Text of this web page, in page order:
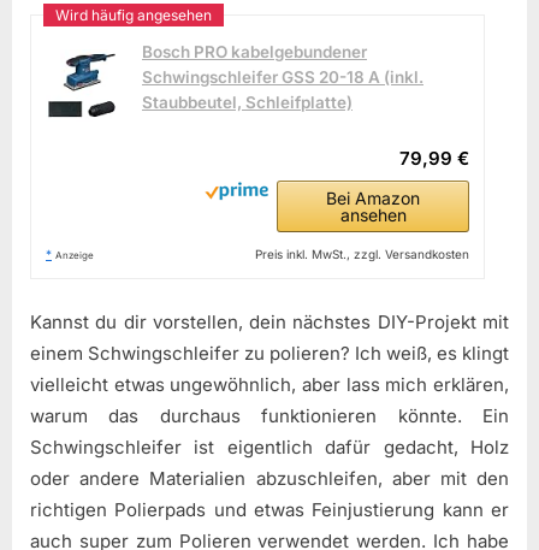
Bosch PRO kabelgebundener
Schwingschleifer GSS 20-18 A (inkl.
Staubbeutel, Schleifplatte)
79,99 €
Bei Amazon
ansehen
* Anzeige Preis inkl. MwSt., zzgl. Versandkosten
Kannst du dir vorstellen, dein nächstes DIY-Projekt mit
einem Schwingschleifer zu polieren? Ich weiß, es klingt
vielleicht etwas ungewöhnlich, aber lass mich erklären,
warum das durchaus funktionieren könnte. Ein
Schwingschleifer ist eigentlich dafür gedacht, Holz
oder andere Materialien abzuschleifen, aber mit den
richtigen Polierpads und etwas Feinjustierung kann er
auch super zum Polieren verwendet werden. Ich habe